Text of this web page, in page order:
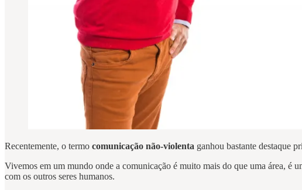
Recentemente, o termo comunicação não-violenta ganhou bastante destaque
Vivemos em um mundo onde a comunicação é muito mais do que uma área, é
com os outros seres humanos.